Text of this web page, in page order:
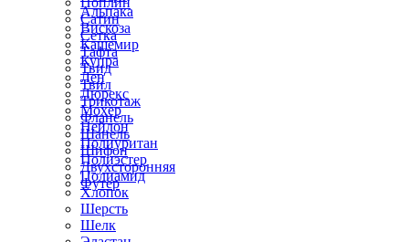
Сатин
Сетка
Тафта
Твид
Твил
Трикотаж
Фланель
Шанель
Шифон
Двухсторонняя
Футер
Альпака
Вискоза
Кашемир
Купра
Лен
Люрекс
Мохер
Нейлон
Полиуритан
Полиэстер
Полиамид
Хлопок
Шерсть
Шелк